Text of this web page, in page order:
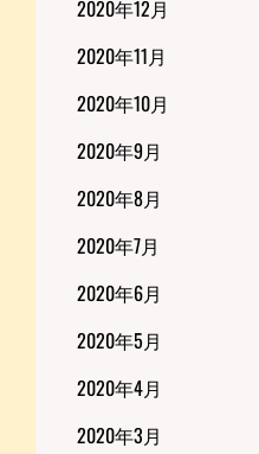
2020年12月
2020年11月
2020年10月
2020年9月
2020年8月
2020年7月
2020年6月
2020年5月
2020年4月
2020年3月